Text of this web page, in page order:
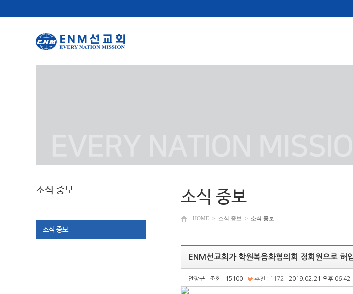
소식 중보
소식 중보
소식 중보
HOME > 소식 중보 > 소식 중보
ENM선교회가 학원복음화협의회 정회원으로 허
안창규 조회 : 15100 추천 : 1172 2019.02.21 오후 06:42